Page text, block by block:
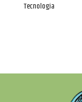
Tecnologia